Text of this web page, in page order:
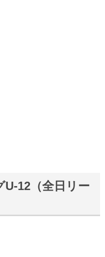
U-12（全日リー